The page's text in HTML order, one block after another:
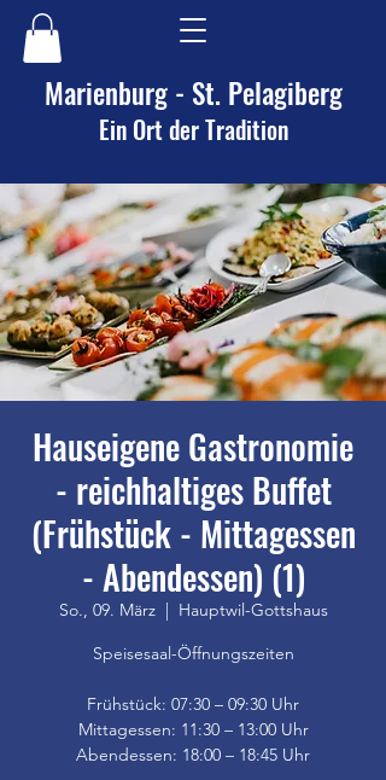
Marienburg - St. Pelagiberg
Ein Ort der Tradition
Hauseigene Gastronomie
- reichhaltiges Buffet
(Frühstück - Mittagessen
- Abendessen) (1)
So., 09. März
  |
Hauptwil-Gottshaus
Speisesaal-Öffnungszeiten
Frühstück: 07:30 – 09:30 Uhr
Mittagessen: 11:30 – 13:00 Uhr